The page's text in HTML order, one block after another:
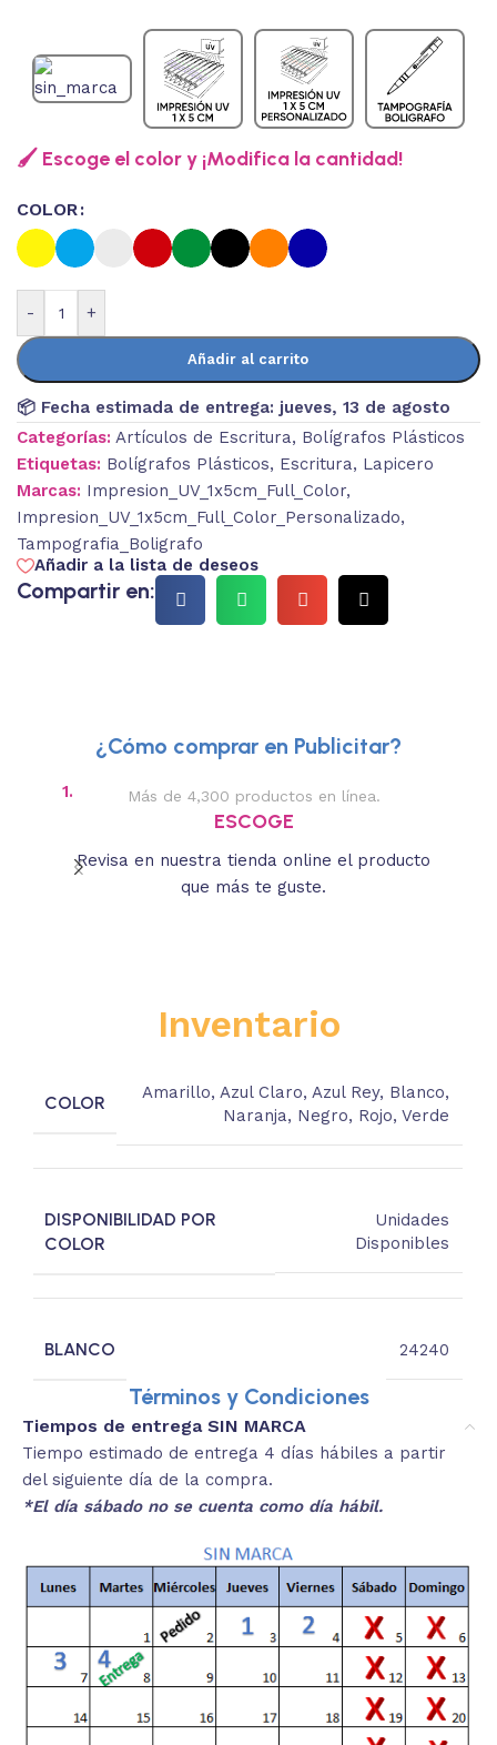
🖌️ Escoge el color y ¡Modifica la cantidad!
COLOR
- +
Añadir al carrito
📦 Fecha estimada de entrega: jueves, 13 de agosto
Categorías: Artículos de Escritura, Bolígrafos Plásticos
Etiquetas: Bolígrafos Plásticos, Escritura, Lapicero
Marcas: Impresion_UV_1x5cm_Full_Color,
Impresion_UV_1x5cm_Full_Color_Personalizado,
Tampografia_Boligrafo
Añadir a la lista de deseos
Compartir en:
¿Cómo comprar en Publicitar?
1. Más de 4,300 productos en línea.
ESCOGE
Revisa en nuestra tienda online el producto
que más te guste.
Inventario
COLOR
Amarillo,Azul Claro,Azul Rey, Blanco,
Naranja, Negro, Rojo,Verde
DISPONIBILIDAD POR
COLOR
Unidades
Disponibles
BLANCO 24240
Términos y Condiciones
Tiempos de entrega SIN MARCA
Tiempo estimado de entrega 4 días hábiles a partir
del siguiente día de la compra.
*El día sábado no se cuenta como día hábil.